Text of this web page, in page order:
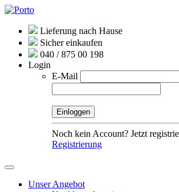
Lieferung nach Hause
Sicher einkaufen
040 / 875 00 198
Login
E-Mail
Noch kein Account? Jetzt
Registrierung
Unser Angebot